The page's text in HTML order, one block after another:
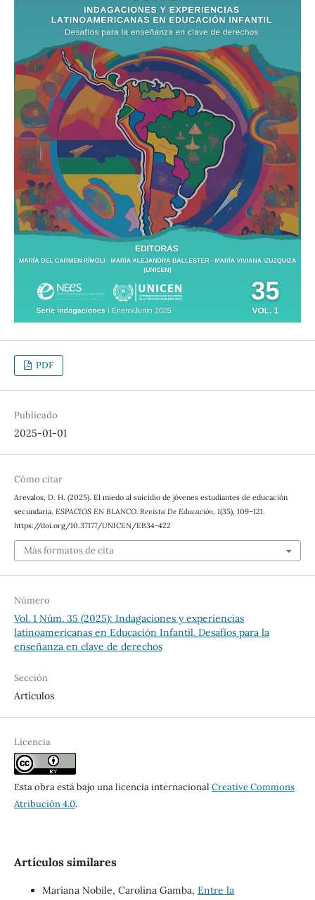
PDF
Publicado
2025-01-01
Cómo citar
Arevalos, D. H. (2025). El miedo al suicidio de jóvenes estudiantes de educación
secundaria. ESPACIOS EN BLANCO. Revista De Educación, 1(35), 109–121.
https://doi.org/10.37177/UNICEN/EB34-422
Más formatos de cita
Número
Vol. 1 Núm. 35 (2025): Indagaciones y experiencias
latinoamericanas en Educación Infantil. Desafíos para la
enseñanza en clave de derechos
Sección
Artículos
Licencia
Esta obra está bajo una licencia internacional Creative Commons
Atribución 4.0.
Artículos similares
Mariana Nobile, Carolina Gamba, Entre la